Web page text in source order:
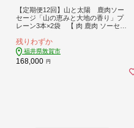
【定期便12回】山と太陽 鹿肉ソー
セージ「山の恵みと大地の香り」プ
レーン3本×2袋 【 肉 鹿肉 ソーセー
お歳暮 ギフト 贈り物 定期便】[103-t
12-a005]【敦賀市ふるさと納税】
残りわずか
福井県敦賀市
168,000 円